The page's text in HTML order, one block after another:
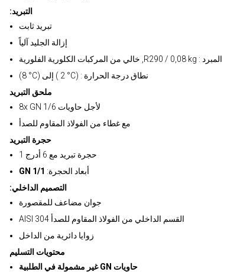
:التبريد
تبريد ثابت
إزالة الجليد آلياً
خالي من المركبات الكلورية الفلورية ,R290 / 0,08 kg : المبرد
(8 °C) إلى ( 2 °C) : نطاق درجة الحرارة
ملحق التبريد
8x GN 1/6 لأجل حاويات
مع غطاء من الفولاذ المقاوم للصدأ
حجرة التبريد
1 حجرة تبريد مع 6 أدرج
GN 1/1 :أبعاد الحجرة
:التصميم الداخلي
جوان مضاعف للمقصورة
AISI 304 القسم الداخلي من الفولاذ المقاوم للصدأ
زوايا دائرية من الداخل
محتويات التسليم
غير مشمولة في الطلبية GN حاويات